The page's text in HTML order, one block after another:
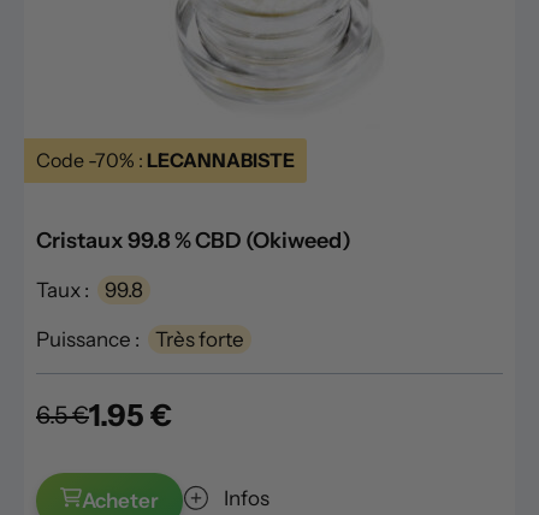
Code -70% : LECANNABISTE
Cristaux 99.8 % CBD (Okiweed)
Taux : 99.8
Puissance : Très forte
6.5 €1.95 €
Acheter Infos